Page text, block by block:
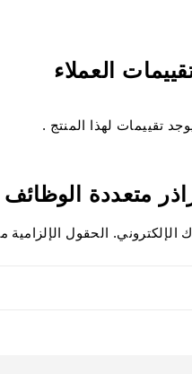
العملاء
تقييمات لهذا المنتج .
الإلكتروني. الحقول الإلزامية